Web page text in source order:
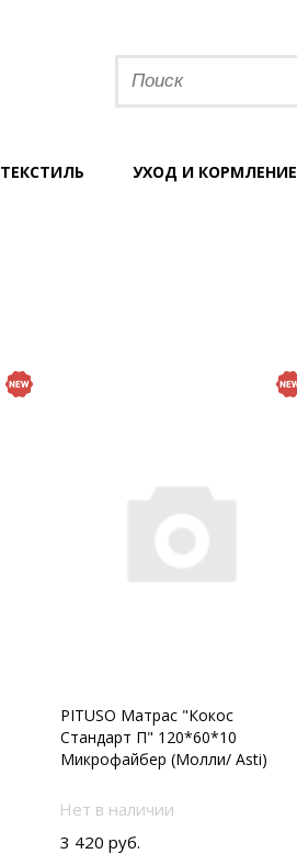
ТЕКСТИЛЬ УХОД И КОРМЛЕНИЕ
PITUSO Матрас "Кокос
Стандарт П" 120*60*10
Микрофайбер (Молли/ Asti)
Нет в наличии
3 420 руб.